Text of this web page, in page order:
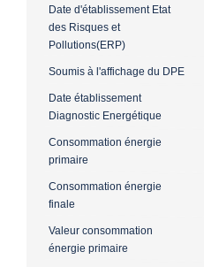
Date d'établissement Etat
des Risques et
Pollutions(ERP)
Soumis à l'affichage du DPE
Date établissement
Diagnostic Energétique
Consommation énergie
primaire
Consommation énergie
finale
Valeur consommation
énergie primaire